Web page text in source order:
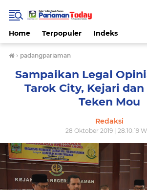
Home Terpopuler Indeks
› padangpariaman
Sampaikan Legal
Tarok City, Kejari
Teken Mou
Redaksi
28 Oktober 2019 | 28.10.19